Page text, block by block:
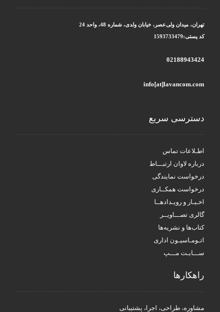
تهران، میدان ولی‌عصر، خیابان ولدی، شماره 48، واحد 24
کد پستی:1593733479
02188943424
info[at]lavancom.com
دسترسی سریع
اطـلاعات تماس
درباره لاوان ارتبـــاط
درخواست نمایندگی
درخواست همکــاری
اخـبـار و رویـدادهــا
گالری تصـــاویــر
کتاب‌ها و نشریه‌ها
اتـومـاسیـون اداری
ســـایـت مـــپ
راهکار‌ها
مشاوره، طراحی، اجرا، پشتیبانی